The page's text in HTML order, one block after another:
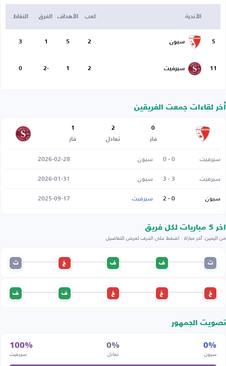
الأندية لعب الأهداف الفرق النقاط
5 سيون 2
5
1
3
11 سيرفيت 2
1
-2
0
أخر لقاءات جمعت الفريقين
0
فاز
2
تعادل
1
فاز
سيرفيت 0 - 0 سيون
2026-02-28
سيرفيت
3 - 3 سيون
2026-01-31
سيون
0 - 2 سيرفيت 2025-09-17
اخر 5 مباريات لكل فريق
من اليمين: آخر مباراة · اضغط على الحرف لعرض التفاصيل
ت ف ف خ ت
خ خ خ ف ف
تصويت الجمهور
0%
سيون
0%
تعادل
100%
سيرفيت